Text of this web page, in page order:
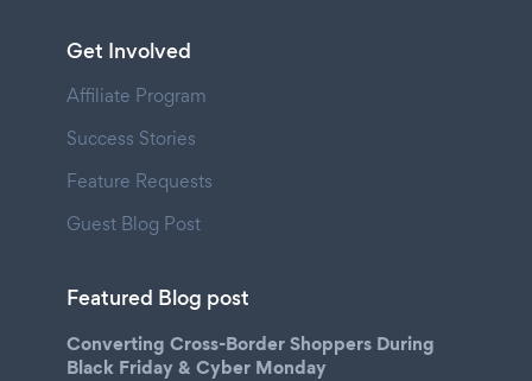
Get Involved
Affiliate Program
Success Stories
Feature Requests
Guest Blog Post
Featured Blog post
Converting Cross-Border Shoppers During
Black Friday & Cyber Monday